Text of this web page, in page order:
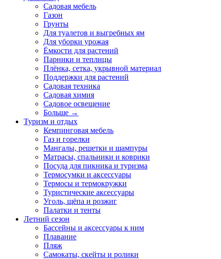
Садовая мебель
Газон
Грунты
Для туалетов и выгребных ям
Для уборки урожая
Ёмкости для растений
Парники и теплицы
Плёнка, сетка, укрывной материал
Поддержки для растений
Садовая техника
Садовая химия
Садовое освещение
Больше →
Туризм и отдых
Кемпинговая мебель
Газ и горелки
Мангалы, решетки и шампуры
Матрасы, cпальники и коврики
Посуда для пикника и туризма
Термосумки и аксессуары
Термосы и термокружки
Туристические аксессуары
Уголь, щёпа и розжиг
Палатки и тенты
Летний сезон
Бассейны и аксессуары к ним
Плавание
Пляж
Самокаты, скейты и ролики